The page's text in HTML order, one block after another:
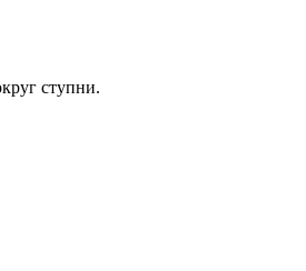
ступни.